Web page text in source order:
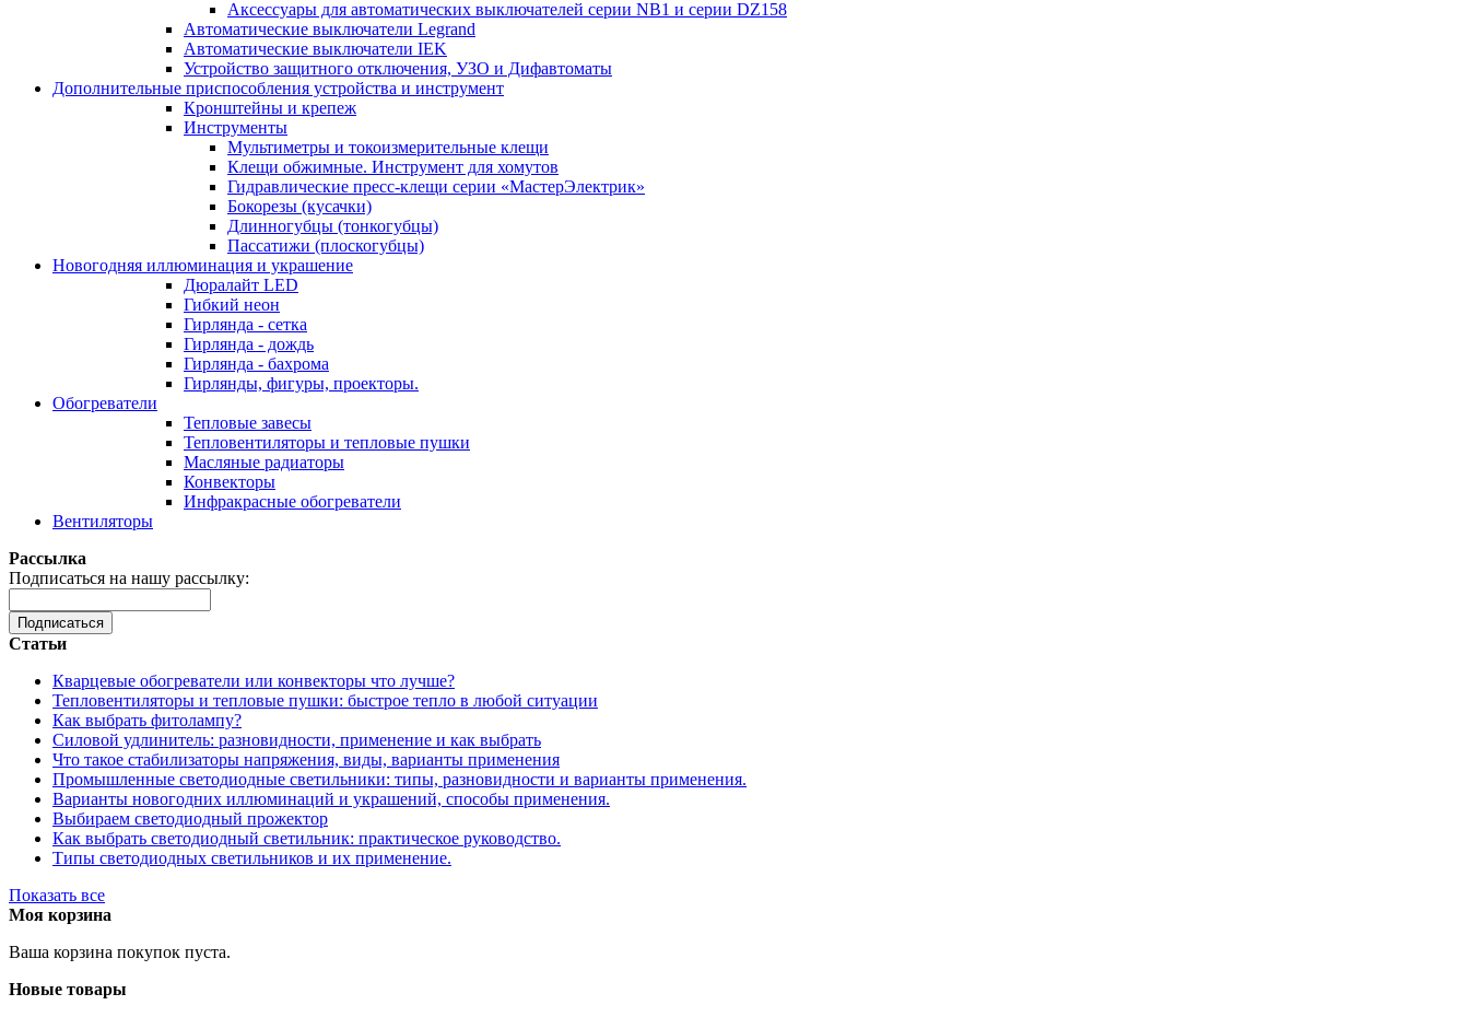
Аксессуары для автоматических выключателей серии NB1 и серии DZ158
Автоматические выключатели Legrand
Автоматические выключатели IEK
Устройство защитного отключения, УЗО и Дифавтоматы
Дополнительные приспособления устройства и инструмент
Кронштейны и крепеж
Инструменты
Мультиметры и токоизмерительные клещи
Клещи обжимные. Инструмент для хомутов
Гидравлические пресс-клещи серии «МастерЭлектрик»
Бокорезы (кусачки)
Длинногубцы (тонкогубцы)
Пассатижи (плоскогубцы)
Новогодняя иллюминация и украшение
Дюралайт LED
Гибкий неон
Гирлянда - сетка
Гирлянда - дождь
Гирлянда - бахрома
Гирлянды, фигуры, проекторы.
Обогреватели
Тепловые завесы
Тепловентиляторы и тепловые пушки
Масляные радиаторы
Конвекторы
Инфракрасные обогреватели
Вентиляторы
Рассылка
Подписаться на нашу рассылку:
Подписаться
Статьи
Кварцевые обогреватели или конвекторы что лучше?
Тепловентиляторы и тепловые пушки: быстрое тепло в любой ситуации
Как выбрать фитолампу?
Силовой удлинитель: разновидности, применение и как выбрать
Что такое стабилизаторы напряжения, виды, варианты применения
Промышленные светодиодные светильники: типы, разновидности и варианты применения.
Варианты новогодних иллюминаций и украшений, способы применения.
Выбираем светодиодный прожектор
Как выбрать светодиодный светильник: практическое руководство.
Типы светодиодных светильников и их применение.
Показать все
Моя корзина
Ваша корзина покупок пуста.
Новые товары